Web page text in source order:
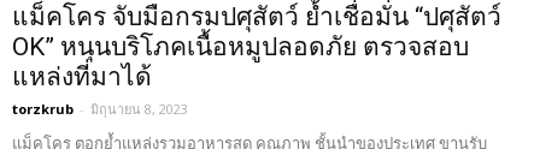
แม็คโคร จับมือกรมปศุสัตว์ ย้ำเชื่อมั่น “ปศุสัตว์
OK” หนุนบริโภคเนื้อหมูปลอดภัย ตรวจสอบ
แหล่งที่มาได้
torzkrub - มิถุนายน 8, 2023
แม็คโคร ตอกย้ำแหล่งรวมอาหารสด คุณภาพ ชั้นนำของประเทศ ขานรับ